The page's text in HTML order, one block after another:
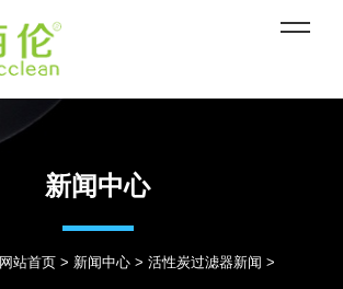
新闻中心
网站首页 > 新闻中心 > 活性炭过滤器新闻 >